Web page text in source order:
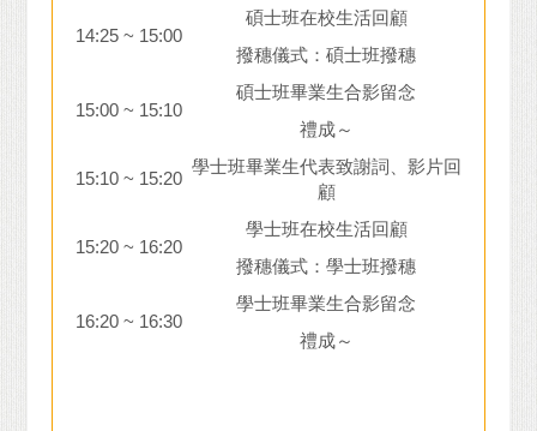
14:25 ~ 15:00
碩士班在校生活回顧
撥穗儀式：碩士班撥穗
15:00 ~ 15:10
碩士班畢業生合影留念
禮成～
15:10 ~ 15:20
學士班畢業生代表致謝詞、影片回
顧
15:20 ~ 16:20
學士班在校生活回顧
撥穗儀式：學士班撥穗
16:20 ~ 16:30
學士班畢業生合影留念
禮成～